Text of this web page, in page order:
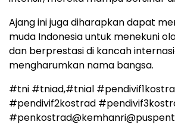
Ajang ini juga diharapkan dapat
muda Indonesia untuk menekuni
dan berprestasi di kancah
mengharumkan nama bangsa.
#tni #tniad,#tnial
#pendivif2kostrad